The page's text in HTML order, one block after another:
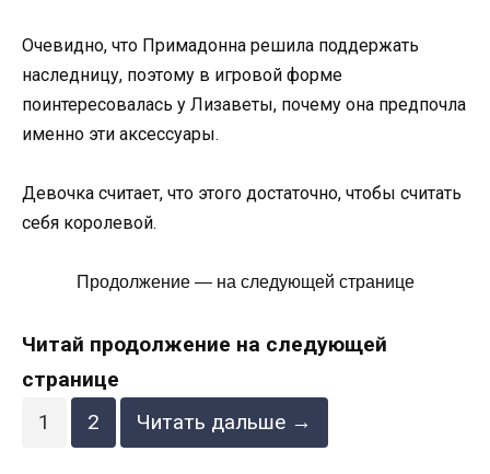
Очевидно, что Примадонна решила поддержать
наследницу, поэтому в игровой форме
поинтересовалась у Лизаветы, почему она предпочла
именно эти аксессуары.
Девочка считает, что этого достаточно, чтобы считать
себя королевой.
Продолжение — на следующей странице
Читай продолжение на следующей
странице
1
2 Читать дальше →